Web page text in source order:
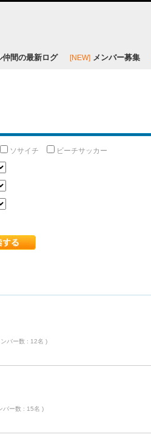
仲間の最新ログ [NEW] メンバー募集
ソサイチ ビーチサッカー
バー数 : 12名 )
バー数 : 15名 )